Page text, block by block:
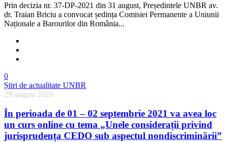
Prin decizia nr. 37-DP-2021 din 31 august, Președintele UNBR av.
dr. Traian Briciu a convocat ședința Comisiei Permanente a Uniunii
Naționale a Barourilor din România...
0
Știri de actualitate UNBR
29 august 2021
În perioada de 01 – 02 septembrie 2021 va avea loc
un curs online cu tema „Unele considerații privind
jurisprudența CEDO sub aspectul nondiscriminării”